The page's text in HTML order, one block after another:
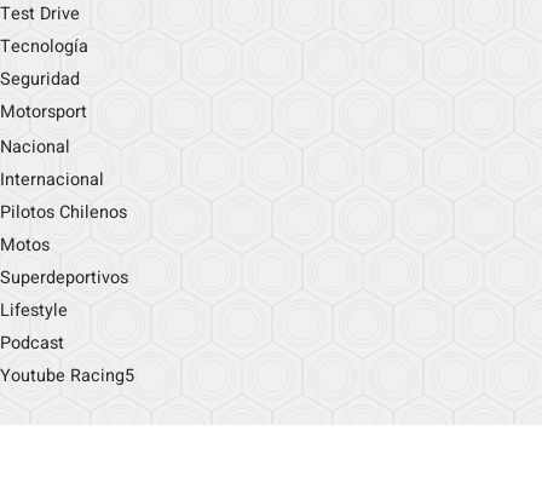
Test Drive
Tecnología
Seguridad
Motorsport
Nacional
Internacional
Pilotos Chilenos
Motos
Superdeportivos
Lifestyle
Podcast
Youtube Racing5